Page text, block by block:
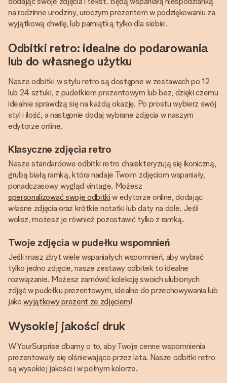
na rodzinne urodziny, uroczym prezentem w podziękowaniu za
wyjątkową chwilę, lub pamiątką tylko dla siebie.
Odbitki retro: idealne do podarowania
lub do własnego użytku
Nasze odbitki w stylu retro są dostępne w zestawach po 12
lub 24 sztuki, z pudełkiem prezentowym lub bez, dzięki czemu
idealnie sprawdzą się na każdą okazję. Po prostu wybierz swój
styl i ilość, a następnie dodaj wybrane zdjęcia w naszym
edytorze online.
Klasyczne zdjęcia retro
Nasze standardowe odbitki retro charakteryzują się ikoniczną,
grubą białą ramką, która nadaje Twoim zdjęciom wspaniały,
ponadczasowy wygląd vintage. Możesz
spersonalizować swoje odbitki w edytorze online, dodając
własne zdjęcia oraz krótkie notatki lub daty na dole. Jeśli
wolisz, możesz je również pozostawić tylko z ramką.
Twoje zdjęcia w pudełku wspomnień
Jeśli masz zbyt wiele wspaniałych wspomnień, aby wybrać
tylko jedno zdjęcie, nasze zestawy odbitek to idealne
rozwiązanie. Możesz zamówić kolekcję swoich ulubionych
zdjęć w pudełku prezentowym, idealne do przechowywania lub
jakowyjątkowy prezent ze zdjęciem!
Wysokiej jakości druk
W YourSurprise dbamy o to, aby Twoje cenne wspomnienia
prezentowały się olśniewająco przez lata. Nasze odbitki retro
są wysokiej jakości i w pełnym kolorze.